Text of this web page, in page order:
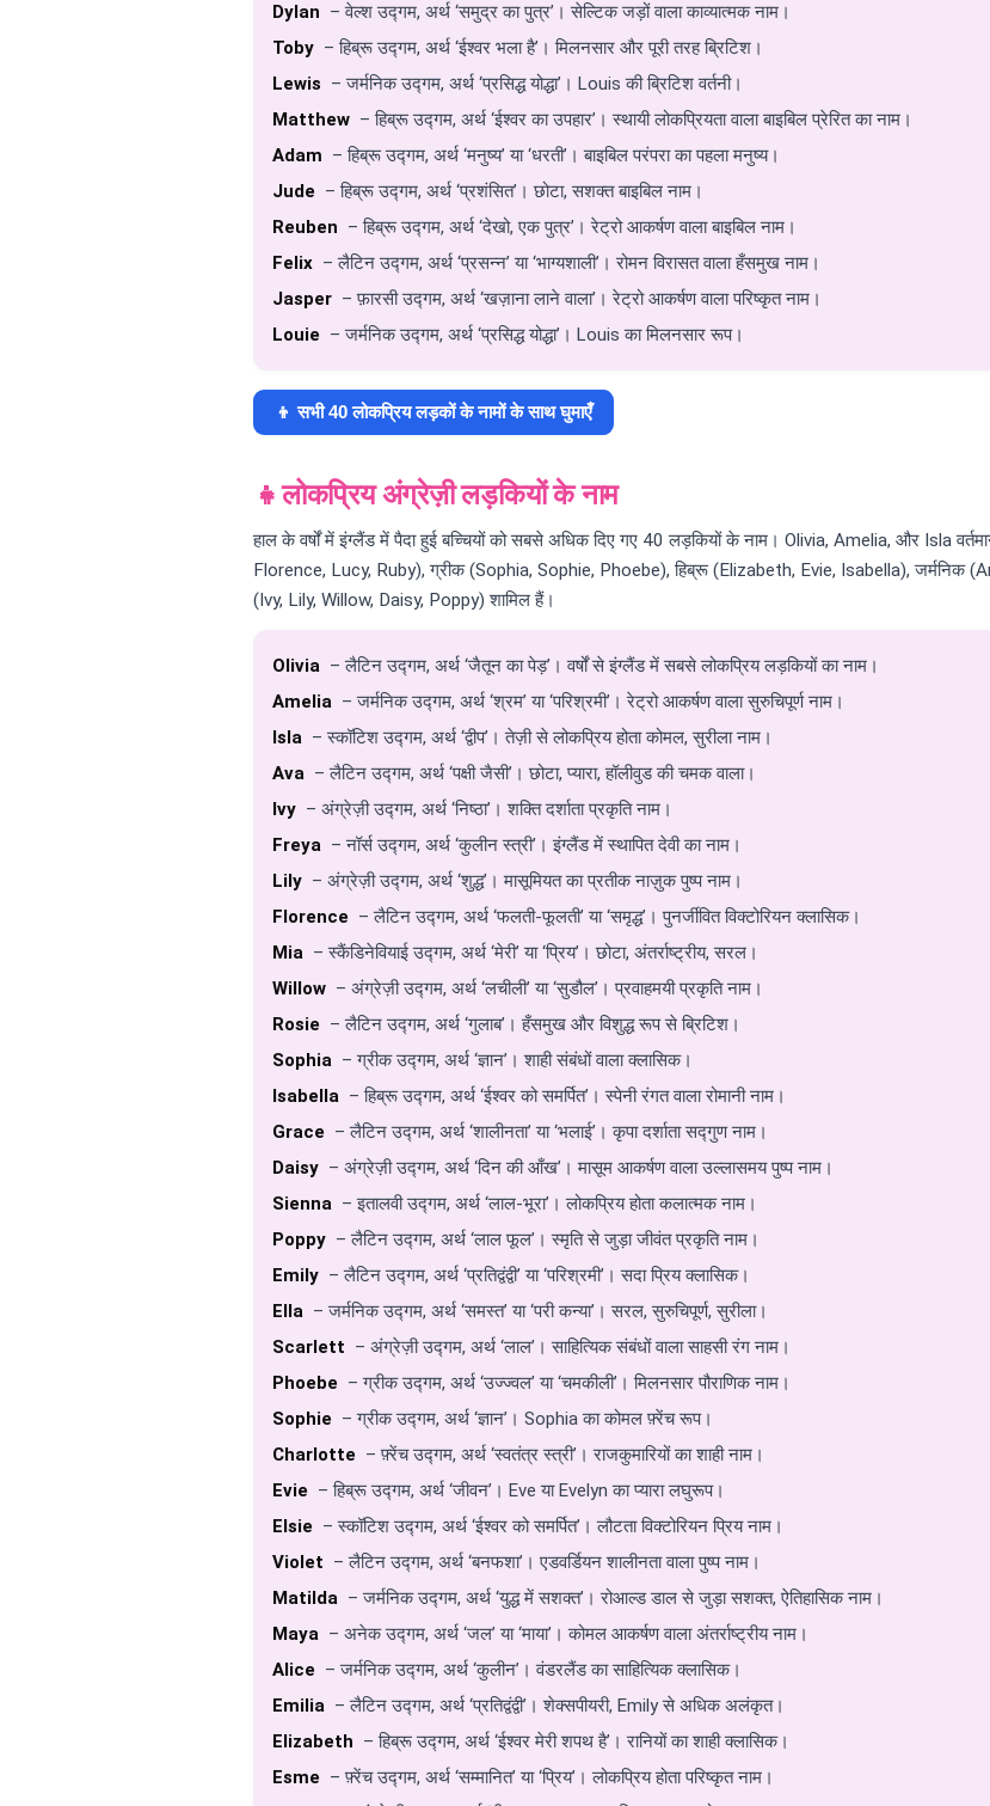
Dylan – वेल्श उद्गम, अर्थ ‘समुद्र का पुत्र’। सेल्टिक जड़ों वाला काव्यात्मक नाम।
Toby – हिब्रू उद्गम, अर्थ ‘ईश्वर भला है’। मिलनसार और पूरी तरह ब्रिटिश।
Lewis – जर्मनिक उद्गम, अर्थ ‘प्रसिद्ध योद्धा’। Louis की ब्रिटिश वर्तनी।
Matthew – हिब्रू उद्गम, अर्थ ‘ईश्वर का उपहार’। स्थायी लोकप्रियता वाला बाइबिल प्रेरित का नाम।
Adam – हिब्रू उद्गम, अर्थ ‘मनुष्य’ या ‘धरती’। बाइबिल परंपरा का पहला मनुष्य।
Jude – हिब्रू उद्गम, अर्थ ‘प्रशंसित’। छोटा, सशक्त बाइबिल नाम।
Reuben – हिब्रू उद्गम, अर्थ ‘देखो, एक पुत्र’। रेट्रो आकर्षण वाला बाइबिल नाम।
Felix – लैटिन उद्गम, अर्थ ‘प्रसन्न’ या ‘भाग्यशाली’। रोमन विरासत वाला हँसमुख नाम।
Jasper – फ़ारसी उद्गम, अर्थ ‘खज़ाना लाने वाला’। रेट्रो आकर्षण वाला परिष्कृत नाम।
Louie – जर्मनिक उद्गम, अर्थ ‘प्रसिद्ध योद्धा’। Louis का मिलनसार रूप।
👦 सभी 40 लोकप्रिय लड़कों के नामों के साथ घुमाएँ
👧लोकप्रिय अंग्रेज़ी लड़कियों के नाम
हाल के वर्षों में इंग्लैंड में पैदा हुई बच्चियों को सबसे अधिक दिए गए 40 लड़कियों के नाम। Olivia, Amelia, और Isla
Florence, Lucy, Ruby), ग्रीक (Sophia, Sophie, Phoebe), हिब्रू (Elizabeth, Evie, Isabella), जर्मनिक
(Ivy, Lily, Willow, Daisy, Poppy) शामिल हैं।
Olivia – लैटिन उद्गम, अर्थ ‘जैतून का पेड़’। वर्षों से इंग्लैंड में सबसे लोकप्रिय लड़कियों का नाम।
Amelia – जर्मनिक उद्गम, अर्थ ‘श्रम’ या ‘परिश्रमी’। रेट्रो आकर्षण वाला सुरुचिपूर्ण नाम।
Isla – स्कॉटिश उद्गम, अर्थ ‘द्वीप’। तेज़ी से लोकप्रिय होता कोमल, सुरीला नाम।
Ava – लैटिन उद्गम, अर्थ ‘पक्षी जैसी’। छोटा, प्यारा, हॉलीवुड की चमक वाला।
Ivy – अंग्रेज़ी उद्गम, अर्थ ‘निष्ठा’। शक्ति दर्शाता प्रकृति नाम।
Freya – नॉर्स उद्गम, अर्थ ‘कुलीन स्त्री’। इंग्लैंड में स्थापित देवी का नाम।
Lily – अंग्रेज़ी उद्गम, अर्थ ‘शुद्ध’। मासूमियत का प्रतीक नाज़ुक पुष्प नाम।
Florence – लैटिन उद्गम, अर्थ ‘फलती-फूलती’ या ‘समृद्ध’। पुनर्जीवित विक्टोरियन क्लासिक।
Mia – स्कैंडिनेवियाई उद्गम, अर्थ ‘मेरी’ या ‘प्रिय’। छोटा, अंतर्राष्ट्रीय, सरल।
Willow – अंग्रेज़ी उद्गम, अर्थ ‘लचीली’ या ‘सुडौल’। प्रवाहमयी प्रकृति नाम।
Rosie – लैटिन उद्गम, अर्थ ‘गुलाब’। हँसमुख और विशुद्ध रूप से ब्रिटिश।
Sophia – ग्रीक उद्गम, अर्थ ‘ज्ञान’। शाही संबंधों वाला क्लासिक।
Isabella – हिब्रू उद्गम, अर्थ ‘ईश्वर को समर्पित’। स्पेनी रंगत वाला रोमानी नाम।
Grace – लैटिन उद्गम, अर्थ ‘शालीनता’ या ‘भलाई’। कृपा दर्शाता सद्गुण नाम।
Daisy – अंग्रेज़ी उद्गम, अर्थ ‘दिन की आँख’। मासूम आकर्षण वाला उल्लासमय पुष्प नाम।
Sienna – इतालवी उद्गम, अर्थ ‘लाल-भूरा’। लोकप्रिय होता कलात्मक नाम।
Poppy – लैटिन उद्गम, अर्थ ‘लाल फूल’। स्मृति से जुड़ा जीवंत प्रकृति नाम।
Emily – लैटिन उद्गम, अर्थ ‘प्रतिद्वंद्वी’ या ‘परिश्रमी’। सदा प्रिय क्लासिक।
Ella – जर्मनिक उद्गम, अर्थ ‘समस्त’ या ‘परी कन्या’। सरल, सुरुचिपूर्ण, सुरीला।
Scarlett – अंग्रेज़ी उद्गम, अर्थ ‘लाल’। साहित्यिक संबंधों वाला साहसी रंग नाम।
Phoebe – ग्रीक उद्गम, अर्थ ‘उज्ज्वल’ या ‘चमकीली’। मिलनसार पौराणिक नाम।
Sophie – ग्रीक उद्गम, अर्थ ‘ज्ञान’। Sophia का कोमल फ़्रेंच रूप।
Charlotte – फ़्रेंच उद्गम, अर्थ ‘स्वतंत्र स्त्री’। राजकुमारियों का शाही नाम।
Evie – हिब्रू उद्गम, अर्थ ‘जीवन’। Eve या Evelyn का प्यारा लघुरूप।
Elsie – स्कॉटिश उद्गम, अर्थ ‘ईश्वर को समर्पित’। लौटता विक्टोरियन प्रिय नाम।
Violet – लैटिन उद्गम, अर्थ ‘बनफशा’। एडवर्डियन शालीनता वाला पुष्प नाम।
Matilda – जर्मनिक उद्गम, अर्थ ‘युद्ध में सशक्त’। रोआल्ड डाल से जुड़ा सशक्त, ऐतिहासिक नाम।
Maya – अनेक उद्गम, अर्थ ‘जल’ या ‘माया’। कोमल आकर्षण वाला अंतर्राष्ट्रीय नाम।
Alice – जर्मनिक उद्गम, अर्थ ‘कुलीन’। वंडरलैंड का साहित्यिक क्लासिक।
Emilia – लैटिन उद्गम, अर्थ ‘प्रतिद्वंद्वी’। शेक्सपीयरी, Emily से अधिक अलंकृत।
Elizabeth – हिब्रू उद्गम, अर्थ ‘ईश्वर मेरी शपथ है’। रानियों का शाही क्लासिक।
Esme – फ़्रेंच उद्गम, अर्थ ‘सम्मानित’ या ‘प्रिय’। लोकप्रिय होता परिष्कृत नाम।